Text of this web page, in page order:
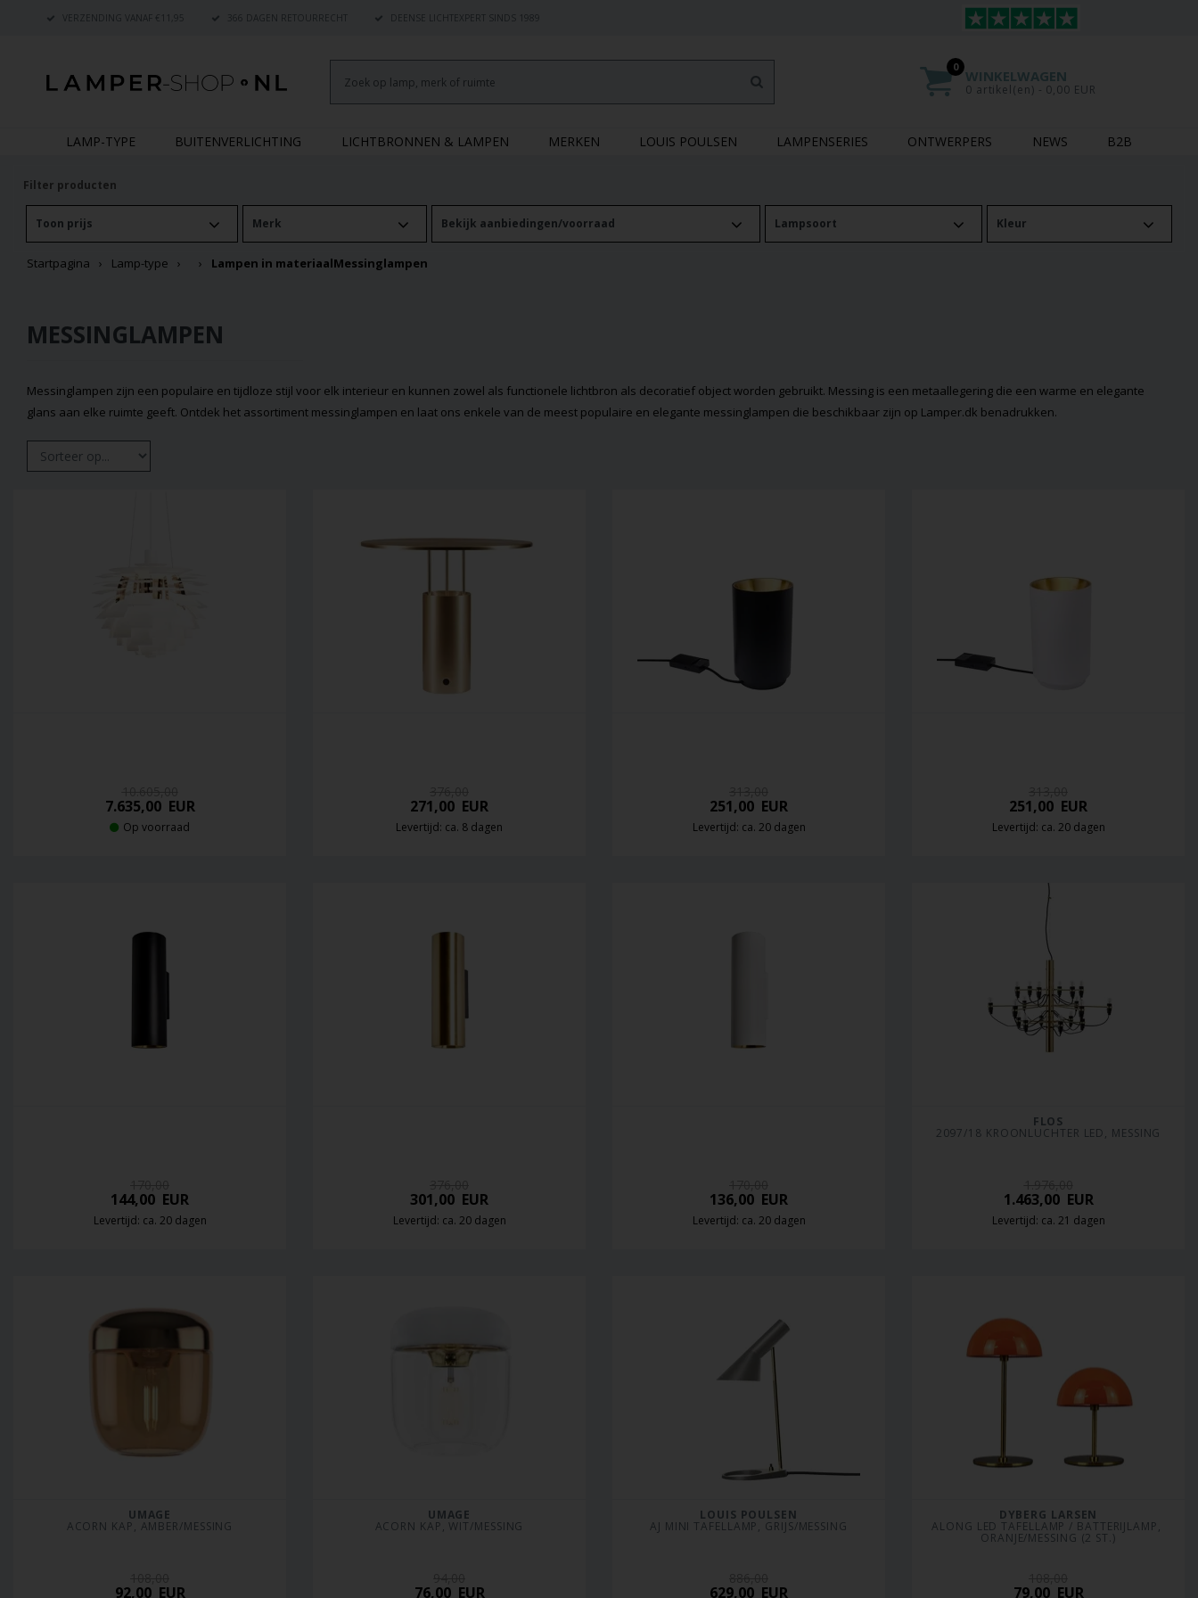
VERZENDING VANAF €11,95 366 DAGEN RETOURRECHT DEENSE LICHTEXPERT SINDS 1989
0
WINKELWAGEN
0 artikel(en) - 0,00 EUR
LAMP-TYPE BUITENVERLICHTING LICHTBRONNEN & LAMPEN MERKEN LOUIS POULSEN LAMPENSERIES ONTWERPERS NEWS B2B
Filter producten
Toon prijs Merk Bekijk aanbiedingen/voorraad Lampsoort Kleur
Startpagina Lamp-type Lampen in materiaalMessinglampen
MESSINGLAMPEN
Messinglampen zijn een populaire en tijdloze stijl voor elk interieur en kunnen zowel als functionele lichtbron als decoratief object worden gebruikt. Messing is een metaallegering die een warme en elegante
glans aan elke ruimte geeft. Ontdek het assortiment messinglampen en laat ons enkele van de meest populaire en elegante messinglampen die beschikbaar zijn op Lamper.dk benadrukken.
7.635,00EUR
Op voorraad
271,00 EUR
Levertijd: ca. 8 dagen
251,00 EUR
Levertijd: ca. 20 dagen
251,00 EUR
Levertijd: ca. 20 dagen
144,00 EUR
Levertijd: ca. 20 dagen
301,00 EUR
Levertijd: ca. 20 dagen
136,00 EUR
Levertijd: ca. 20 dagen
FLOS
2097/18 KROONLUCHTER LED, MESSING
1.463,00EUR
Levertijd: ca. 21 dagen
UMAGE
ACORN KAP, AMBER/MESSING
92,00EUR
UMAGE
ACORN KAP, WIT/MESSING
76,00EUR
LOUIS POULSEN
AJ MINI TAFELLAMP, GRIJS/MESSING
629,00 EUR
DYBERG LARSEN
ALONG LED TAFELLAMP / BATTERIJLAMP,
ORANJE/MESSING (2 ST.)
79,00EUR